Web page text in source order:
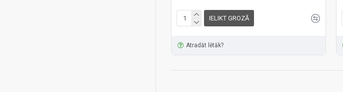
IELIKT GROZĀ
Atradāt lētāk?